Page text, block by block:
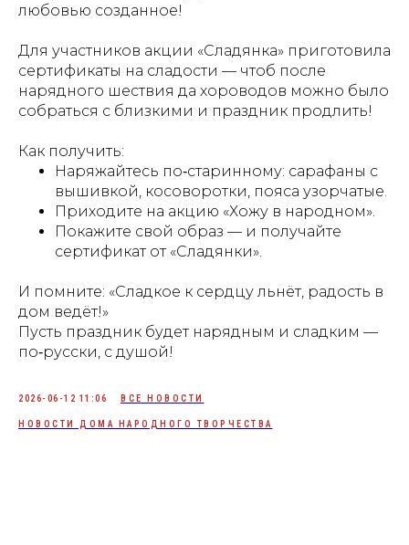
любовью созданное!
Для участников акции «Сладянка» приготовила
сертификаты на сладости — чтоб после
нарядного шествия да хороводов можно было
собраться с близкими и праздник продлить!
Как получить:
Наряжайтесь по‑старинному: сарафаны с
вышивкой, косоворотки, пояса узорчатые.
Приходите на акцию «Хожу в народном».
Покажите свой образ — и получайте
сертификат от «Сладянки».
И помните: «Сладкое к сердцу льнёт, радость в
дом ведёт!»
Пусть праздник будет нарядным и сладким —
по‑русски, с душой!
2026-06-12 11:06 ВСЕ НОВОСТИ
НОВОСТИ ДОМА НАРОДНОГО ТВОРЧЕСТВА